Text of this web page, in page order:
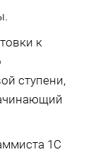
к
ступени,
1С